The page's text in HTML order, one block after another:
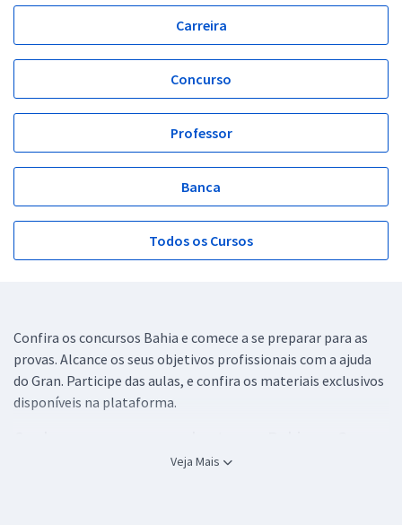
Carreira
Concurso
Professor
Banca
Todos os Cursos
Confira os concursos Bahia e comece a se preparar para as
provas. Alcance os seus objetivos profissionais com a ajuda
do Gran. Participe das aulas, e confira os materiais exclusivos
disponíveis na plataforma.
São diferentes oportunidades deconcursos em andamento
Veja Mais